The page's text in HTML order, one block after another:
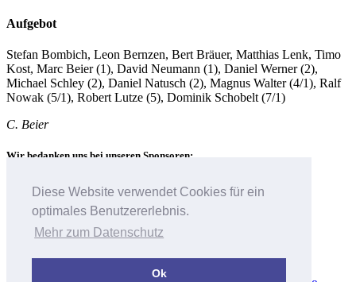
Diese Website verwendet Cookies für ein
optimales Benutzererlebnis.
Mehr zum Datenschutz
Ok
Aufgebot
Stefan Bombich, Leon Bernzen, Bert Bräuer, Matthias Lenk, Timo
Kost, Marc Beier (1), David Neumann (1), Daniel Werner (2),
Michael Schley (2), Daniel Natusch (2), Magnus Walter (4/1), Ralf
Nowak (5/1), Robert Lutze (5), Dominik Schobelt (7/1)
C. Beier
Wir bedanken uns bei unseren Sponsoren: